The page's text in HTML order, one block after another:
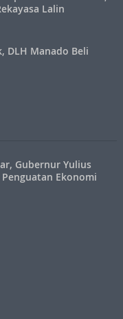
Lalin
DLH Manado Beli
Gubernur Yulius
Ekonomi